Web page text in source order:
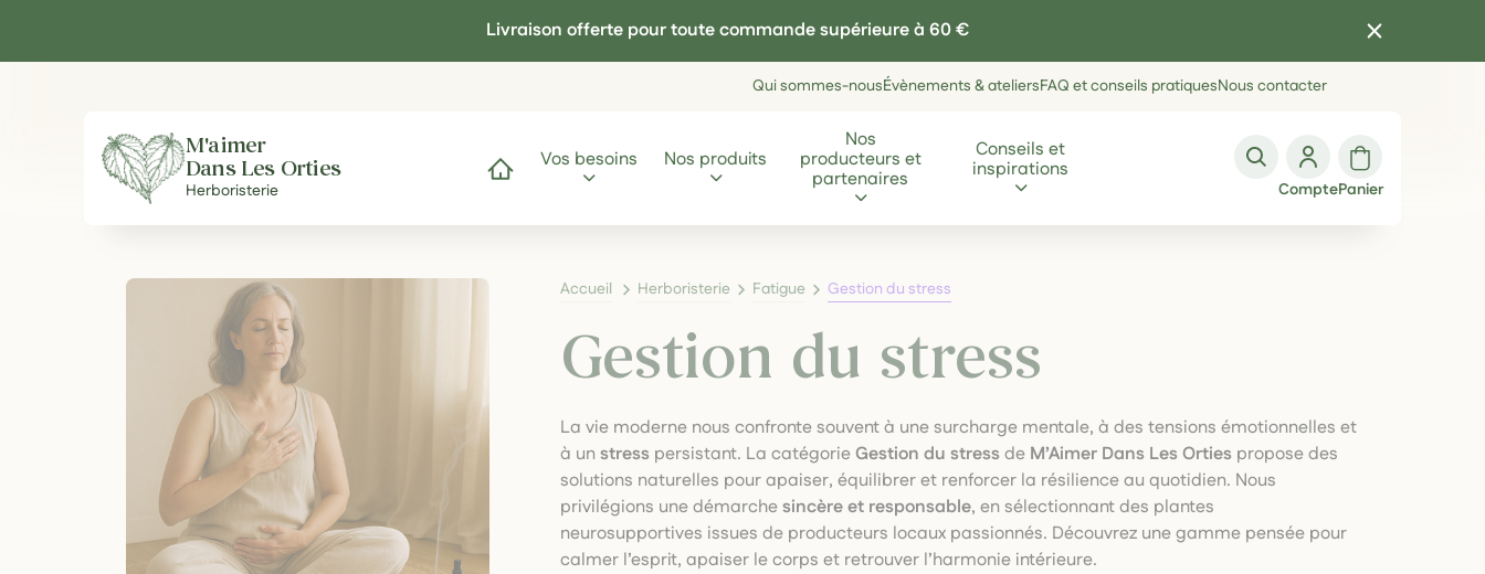
Livraison offerte pour toute commande supérieure à 60 €
Qui sommes-nousÉvènements & ateliersFAQ et conseils pratiquesNous contacter
M'aimer
Dans Les Orties
Herboristerie
Accueil
Vos besoins Nos produits
Nos
producteurs et
partenaires
Conseils et
inspirations
ComptePanier
Accueil Herboristerie Fatigue Gestion du stress
Gestion du stress
La vie moderne nous confronte souvent à une surcharge mentale, à des tensions émotionnelles et
à unstress persistant. La catégorieGestion du stressde M’Aimer Dans Les Orties propose des
solutions naturelles pour apaiser, équilibrer et renforcer la résilience au quotidien. Nous
privilégions une démarchesincère et responsable, en sélectionnant des plantes
neurosupportives issues de producteurs locaux passionnés. Découvrez une gamme pensée pour
calmer l’esprit, apaiser le corps et retrouver l’harmonie intérieure.